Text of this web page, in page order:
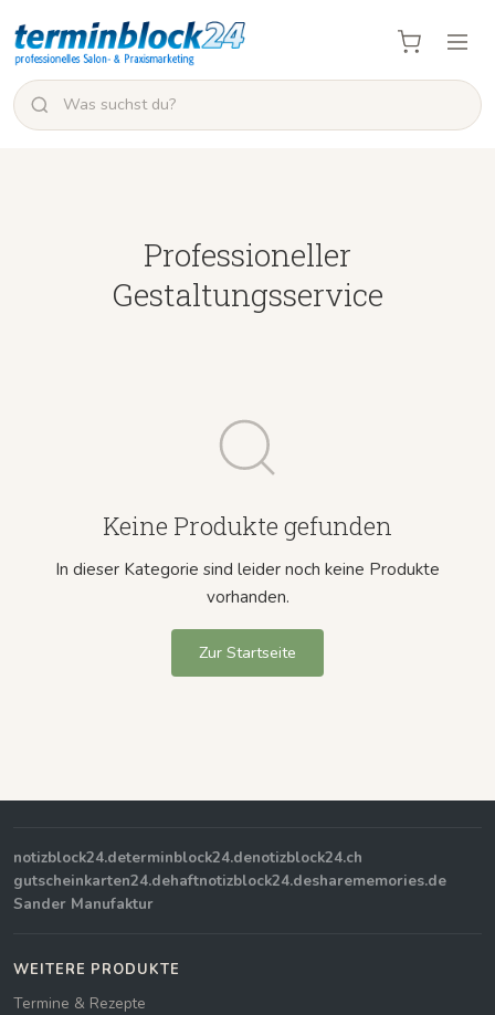
Professioneller
Gestaltungsservice
Keine Produkte gefunden
In dieser Kategorie sind leider noch keine Produkte
vorhanden.
Zur Startseite
notizblock24.determinblock24.denotizblock24.ch
gutscheinkarten24.dehaftnotizblock24.desharememories.de
Sander Manufaktur
WEITERE PRODUKTE
Termine & Rezepte